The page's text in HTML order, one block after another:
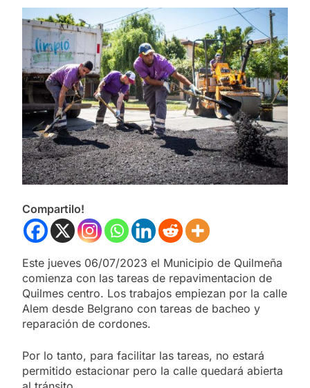
Compartilo!
Este jueves 06/07/2023 el Municipio de Quilmeña
comienza con las tareas de repavimentacion de
Quilmes centro. Los trabajos empiezan por la calle
Alem desde Belgrano con tareas de bacheo y
reparación de cordones.
Por lo tanto, para facilitar las tareas, no estará
permitido estacionar pero la calle quedará abierta